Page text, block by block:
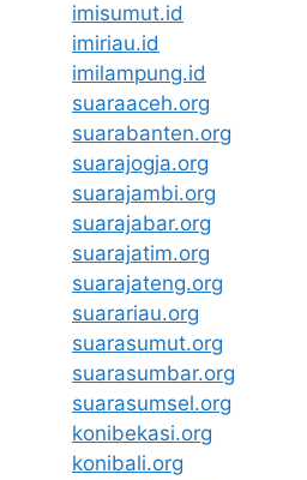
imisumut.id
imiriau.id
imilampung.id
suaraaceh.org
suarabanten.org
suarajogja.org
suarajambi.org
suarajabar.org
suarajatim.org
suarajateng.org
suarariau.org
suarasumut.org
suarasumbar.org
suarasumsel.org
konibekasi.org
konibali.org